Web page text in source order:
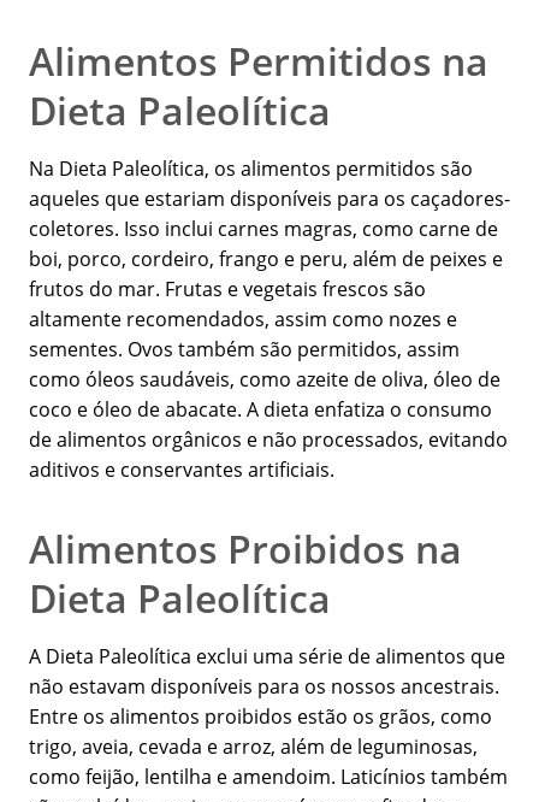
Alimentos Permitidos na
Dieta Paleolítica
Na Dieta Paleolítica, os alimentos permitidos são
aqueles que estariam disponíveis para os caçadores-
coletores. Isso inclui carnes magras, como carne de
boi, porco, cordeiro, frango e peru, além de peixes e
frutos do mar. Frutas e vegetais frescos são
altamente recomendados, assim como nozes e
sementes. Ovos também são permitidos, assim
como óleos saudáveis, como azeite de oliva, óleo de
coco e óleo de abacate. A dieta enfatiza o consumo
de alimentos orgânicos e não processados, evitando
aditivos e conservantes artificiais.
Alimentos Proibidos na
Dieta Paleolítica
A Dieta Paleolítica exclui uma série de alimentos que
não estavam disponíveis para os nossos ancestrais.
Entre os alimentos proibidos estão os grãos, como
trigo, aveia, cevada e arroz, além de leguminosas,
como feijão, lentilha e amendoim. Laticínios também